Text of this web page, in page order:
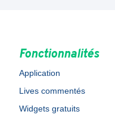
Fonctionnalités
Application
Lives commentés
Widgets gratuits